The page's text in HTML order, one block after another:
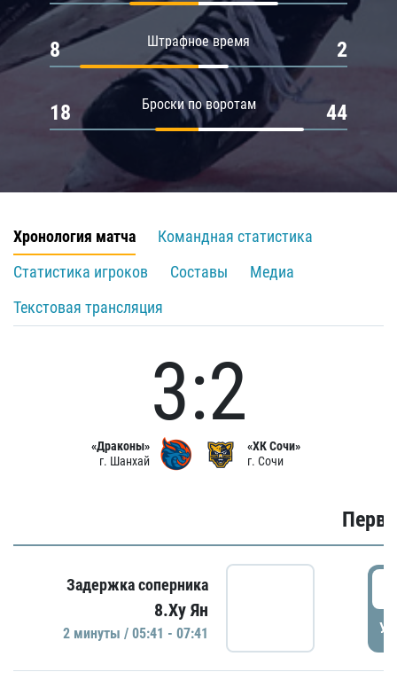
Штрафное время
8 2
Броски по воротам
18 44
Хронология матча
Командная статистика
Статистика игроков
Составы
Медиа
Текстовая трансляция
«Драконы»
г. Шанхай
3:2
«ХК Сочи»
г. Сочи
Задержка соперника
8.Ху Ян
2 минуты / 05:41 - 07:41